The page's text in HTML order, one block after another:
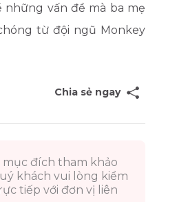
những vấn đề mà ba mẹ
từ đội ngũ Monkey
Chia sẻ ngay
đích tham khảo
khách vui lòng kiểm
tiếp với đơn vị liên